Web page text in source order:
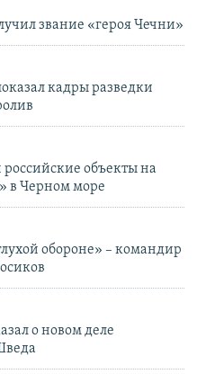
звание «героя Чечни»
кадры разведки
объекты на
в Черном море
обороне» – командир
о новом деле